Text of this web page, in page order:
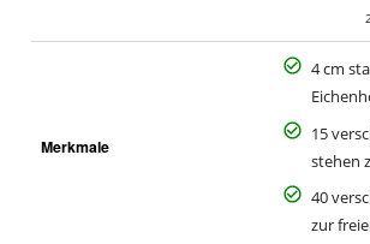
Merkmale
4 cm
15
stehen
40
zur